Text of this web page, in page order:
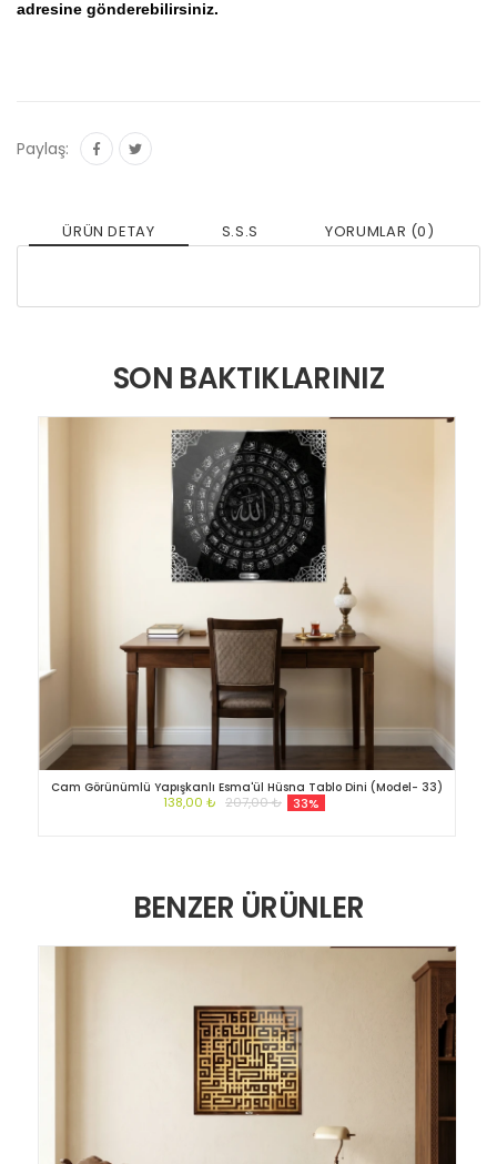
adresine gönderebilirsiniz.
Paylaş:
ÜRÜN DETAY S.S.S YORUMLAR (0)
SON BAKTIKLARINIZ
Cam Görünümlü Yapışkanlı Esma'ül Hüsna Tablo Dini (Model- 33)
138,00 ₺ 207,00 ₺ 33%
BENZER ÜRÜNLER